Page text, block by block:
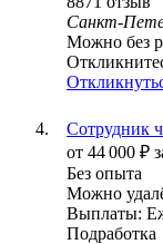
Санкт-
Можно без
Сотрудник
от 44 000 ₽
Без опыта
Можно
Выплаты:
Подработка